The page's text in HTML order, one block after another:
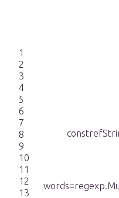
1
2
3
4
5
6
7
8
9
10
11
12
13